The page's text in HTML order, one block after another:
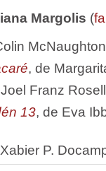
Margolis (
, de
Franz
13, de Eva
P.